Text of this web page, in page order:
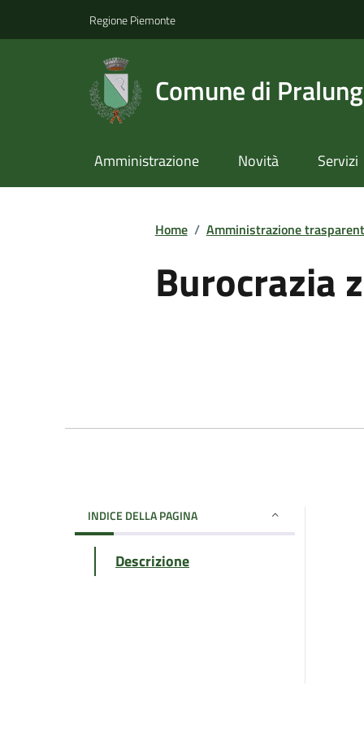
Regione Piemonte
Comune di
Amministrazione Novità Servizi
Home / Amministrazione
Burocrazia
INDICE DELLA PAGINA
Descrizione